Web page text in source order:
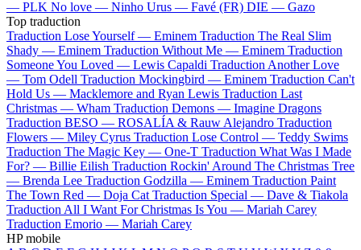
— PLK No love — Ninho Urus — Favé (FR) DIE — Gazo
Top traduction
Traduction Lose Yourself — Eminem Traduction The Real Slim
Shady — Eminem Traduction Without Me — Eminem Traduction
Someone You Loved — Lewis Capaldi Traduction Another Love
— Tom Odell Traduction Mockingbird — Eminem Traduction Can't
Hold Us — Macklemore and Ryan Lewis Traduction Last
Christmas — Wham Traduction Demons — Imagine Dragons
Traduction BESO — ROSALÍA & Rauw Alejandro Traduction
Flowers — Miley Cyrus Traduction Lose Control — Teddy Swims
Traduction The Magic Key — One-T Traduction What Was I Made
For? — Billie Eilish Traduction Rockin' Around The Christmas Tree
— Brenda Lee Traduction Godzilla — Eminem Traduction Paint
The Town Red — Doja Cat Traduction Special — Dave & Tiakola
Traduction All I Want For Christmas Is You — Mariah Carey
Traduction Emorio — Mariah Carey
HP mobile